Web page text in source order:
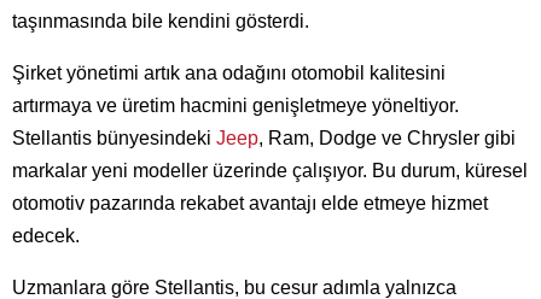
taşınmasında bile kendini gösterdi.
Şirket yönetimi artık ana odağını otomobil kalitesini
artırmaya ve üretim hacmini genişletmeye yöneltiyor.
Stellantis bünyesindeki Jeep, Ram, Dodge ve Chrysler gibi
markalar yeni modeller üzerinde çalışıyor. Bu durum, küresel
otomotiv pazarında rekabet avantajı elde etmeye hizmet
edecek.
Uzmanlara göre Stellantis, bu cesur adımla yalnızca